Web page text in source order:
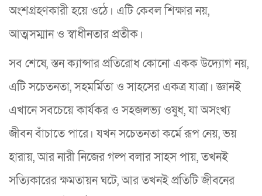
অংশগ্রহণকারী হয়ে ওঠে। এটি কেবল শিক্ষার নয়,
আত্মসম্মান ও স্বাধীনতার প্রতীক।
সব শেষে, স্তন ক্যান্সার প্রতিরোধ কোনো একক উদ্যোগ নয়,
এটি সচেতনতা, সহমর্মিতা ও সাহসের একত্র যাত্রা। জ্ঞানই
এখানে সবচেয়ে কার্যকর ও সহজলভ্য ওষুধ, যা অসংখ্য
জীবন বাঁচাতে পারে। যখন সচেতনতা কর্মে রূপ নেয়, ভয়
হারায়, আর নারী নিজের গল্প বলার সাহস পায়, তখনই
সত্যিকারের ক্ষমতায়ন ঘটে, আর তখনই প্রতিটি জীবনের